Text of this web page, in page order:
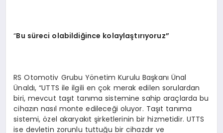
“Bu süreci olabildiğince kolaylaştırıyoruz”
RS Otomotiv Grubu Yönetim Kurulu Başkanı Ünal
Ünaldı, “UTTS ile ilgili en çok merak edilen sorulardan
biri, mevcut taşıt tanıma sistemine sahip araçlarda bu
cihazın nasıl monte edileceği oluyor. Taşıt tanıma
sistemi, özel akaryakıt şirketlerinin bir hizmetidir. UTTS
ise devletin zorunlu tuttuğu bir cihazdır ve